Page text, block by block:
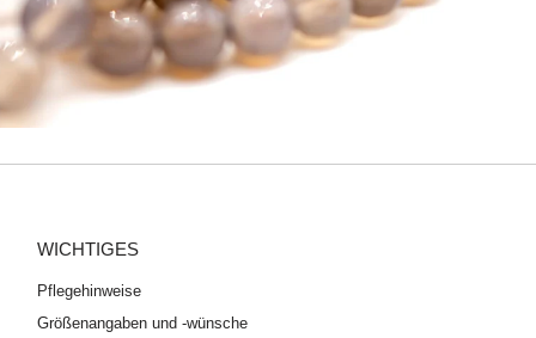
WICHTIGES
Pflegehinweise
Größenangaben und -wünsche